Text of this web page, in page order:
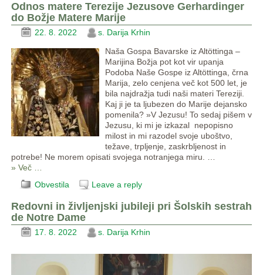
Odnos matere Terezije Jezusove Gerhardinger
do Božje Matere Marije
22. 8. 2022
s. Darija Krhin
Naša Gospa Bavarske iz Altöttinga –
Marijina Božja pot kot vir upanja
Podoba Naše Gospe iz Altöttinga, črna
Marija, zelo cenjena več kot 500 let, je
bila najdražja tudi naši materi Tereziji.
Kaj ji je ta ljubezen do Marije dejansko
pomenila? »V Jezusu! To sedaj pišem v
Jezusu, ki mi je izkazal nepopisno
milost in mi razodel svoje uboštvo,
težave, trpljenje, zaskrbljenost in
potrebe! Ne morem opisati svojega notranjega miru.
» Več …
Obvestila
Leave a reply
Redovni in življenjski jubileji pri Šolskih sestrah
de Notre Dame
17. 8. 2022 s. Darija Krhin